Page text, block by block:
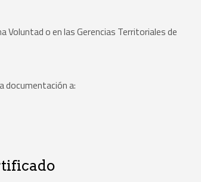
Voluntad o en las Gerencias Territoriales de
documentación a: